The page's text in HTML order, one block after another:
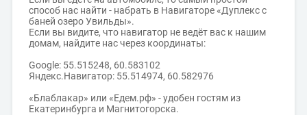
способ нас найти - набрать в Навигаторе «Дуплекс с
баней озеро Увильды».
Если вы видите, что навигатор не ведёт вас к нашим
домам, найдите нас через координаты:
Google: 55.515248, 60.583102
Яндекс.Навигатор: 55.514974, 60.582976
«Блаблакар» или «Едем.рф» - удобен гостям из
Екатеринбурга и Магнитогорска.